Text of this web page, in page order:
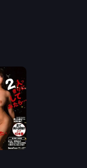
ทไทม์ในเครื่องแบบอ้างอิง! ! ระ